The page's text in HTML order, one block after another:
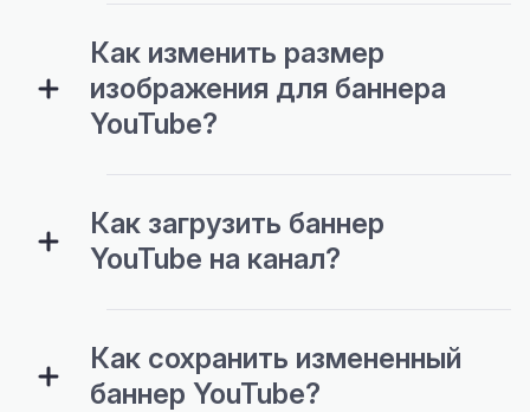
Как изменить размер
изображения для баннера
YouTube?
Как загрузить баннер
YouTube на канал?
Как сохранить измененный
баннер YouTube?